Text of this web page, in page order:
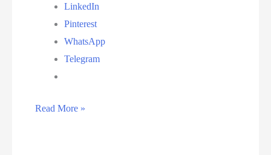
LinkedIn
Pinterest
WhatsApp
Telegram
Câmara
Read More »